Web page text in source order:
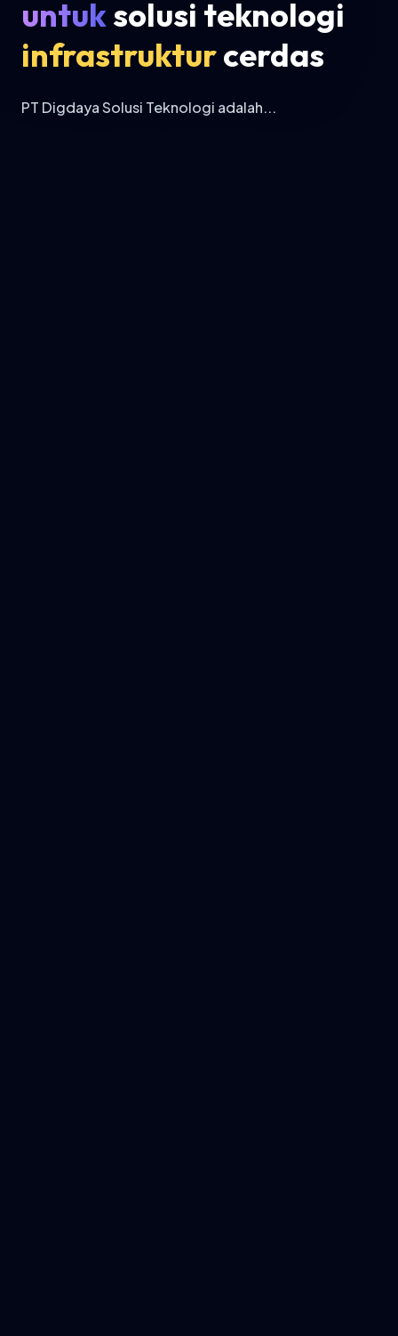
untuksolusi teknologi
infrastrukturcerdas
PT Digdaya Solusi Teknologi adalah...